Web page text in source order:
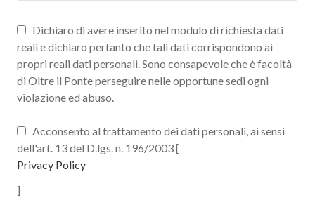
Dichiaro di avere inserito nel modulo di richiesta dati
reali e dichiaro pertanto che tali dati corrispondono ai
propri reali dati personali. Sono consapevole che è facoltà
di Oltre il Ponte perseguire nelle opportune sedi ogni
violazione ed abuso.
Acconsento al trattamento dei dati personali, ai sensi
dell'art. 13 del D.lgs. n. 196/2003 [
Privacy Policy
]